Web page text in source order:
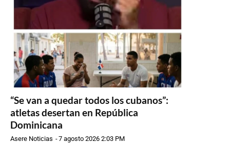
“Se van a quedar todos los cubanos”:
atletas desertan en República
Dominicana
Asere Noticias -7 agosto 2026 2:03 PM